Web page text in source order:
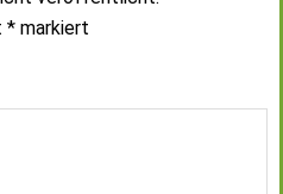
* markiert